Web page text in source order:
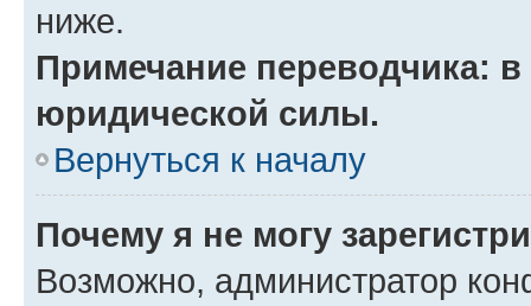
ниже.
Примечание переводчика:
юридической силы.
Вернуться к началу
Почему я не могу
Возможно, администратор